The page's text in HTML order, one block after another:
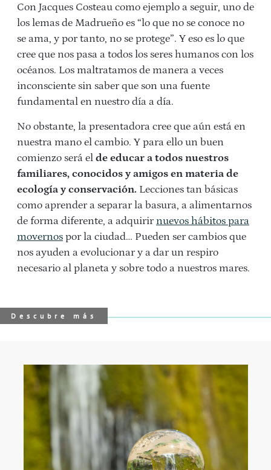
Con Jacques Costeau como ejemplo a seguir, uno de
los lemas de Madrueño es “lo que no se conoce no
se ama, y por tanto, no se protege”. Y eso es lo que
cree que nos pasa a todos los seres humanos con los
océanos. Los maltratamos de manera a veces
inconsciente sin saber que son una fuente
fundamental en nuestro día a día.
No obstante, la presentadora cree que aún está en
nuestra mano el cambio. Y para ello un buen
comienzo será el de educar a todos nuestros
familiares, conocidos y amigos en materia de
ecología y conservación. Lecciones tan básicas
como aprender a separar la basura, a alimentarnos
de forma diferente, a adquirir nuevos hábitos para
movernos por la ciudad… Pueden ser cambios que
nos ayuden a evolucionar y a dar un respiro
necesario al planeta y sobre todo a nuestros mares.
Descubre más